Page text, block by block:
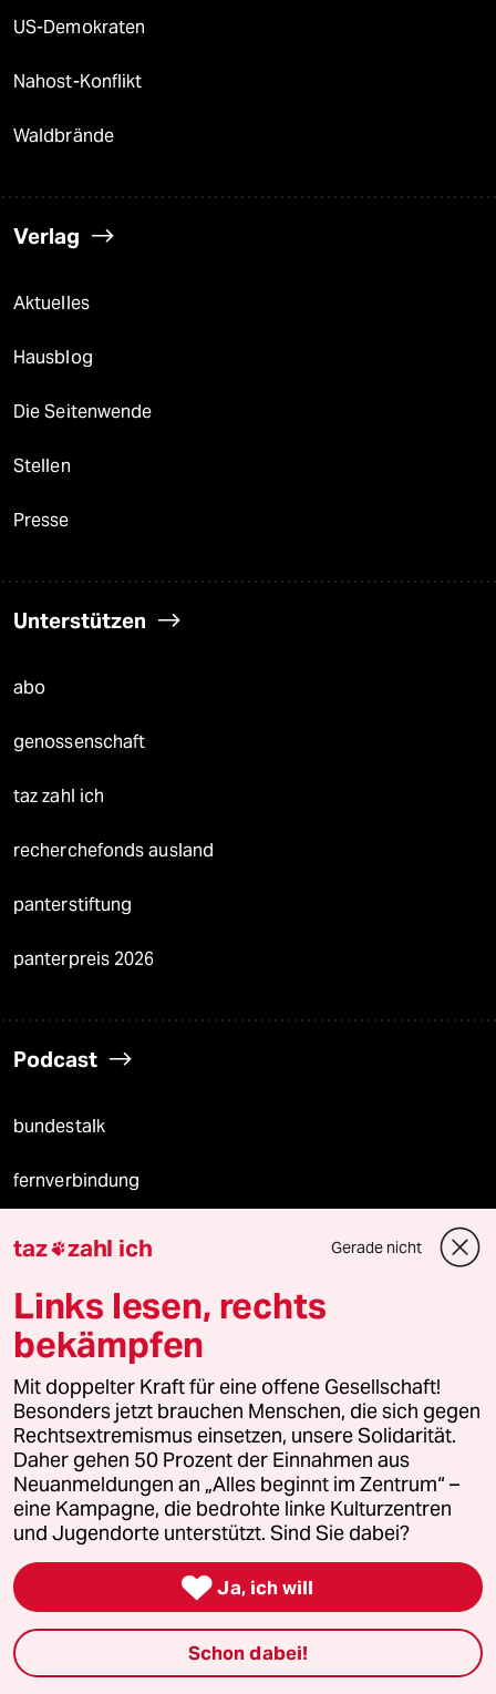
US-Demokraten
Nahost-Konflikt
Waldbrände
Verlag
Aktuelles
Hausblog
Die Seitenwende
Stellen
Presse
Unterstützen
abo
genossenschaft
taz zahl ich
recherchefonds ausland
panterstiftung
panterpreis 2026
Podcast
bundestalk
fernverbindung
klima update°
Mauerecho
Freie Rede
reingehen
Newsletter
team zukunft
taz zahl ich
taz zahl ich Gerade nicht
Links lesen, rechts
bekämpfen
Mit doppelter Kraft für eine offene Gesellschaft!
Besonders jetzt brauchen Menschen, die sich gegen
Rechtsextremismus einsetzen, unsere Solidarität.
Daher gehen 50 Prozent der Einnahmen aus
Neuanmeldungen an „Alles beginnt im Zentrum“ –
eine Kampagne, die bedrohte linke Kulturzentren
und Jugendorte unterstützt. Sind Sie dabei?
 Ja, ich will
Schon dabei!